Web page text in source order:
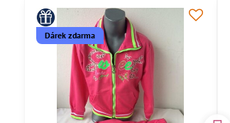
Dárek zdarma